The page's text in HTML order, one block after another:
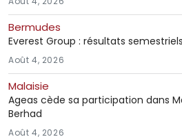
Bermudes
Everest Group : résultats
Août 4, 2026
Malaisie
Ageas cède sa participation dans
Berhad
Août 4, 2026